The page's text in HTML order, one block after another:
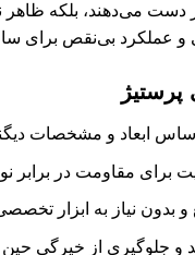
از دست می‌دهند، بلکه
و عملکرد بی‌نقص برای
پرستیژ
ابعاد و مشخصات
برای مقاومت در
نیاز به ابزار
جلوگیری از خیرگی حین